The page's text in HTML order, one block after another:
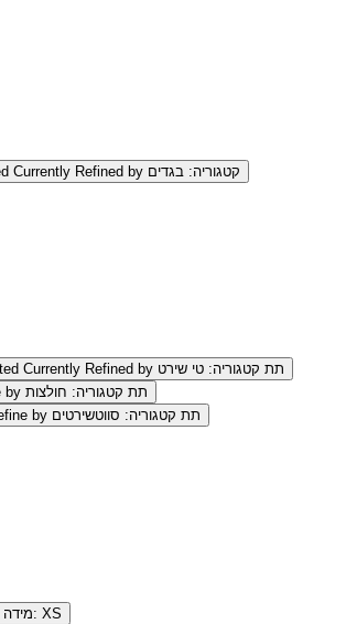
selected Currently Refined by קטגוריה: בגדים
selected Currently Refined by תת קטגוריה: טי שירט
Refine by תת קטגוריה: חולצות
Refine by תת קטגוריה: סווטשירטים
Refine by מידה: XS